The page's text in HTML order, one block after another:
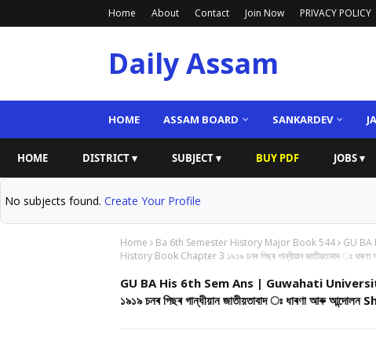
Home About Contact Join Now PRIVACY POLICY
Daily Assam
HOME ASSAM BOARD SANKARDEV
HOME DISTRICT ▾ SUBJECT ▾ BUY PDF JOBS ▾
No subjects found. Create Your Profile
Home Ba 6th Semester History Major Book 544
GU
History Book Chapter 3 ১৯১৯ চনৰ পিছৰ গান্ধীয়ান জাতীয়তাবাদ ঃ
GU BA His 6th Sem Ans | Guwahati
১৯১৯ চনৰ পিছৰ গান্ধীয়ান জাতীয়তাবাদ ঃ ধাৰণা আৰু